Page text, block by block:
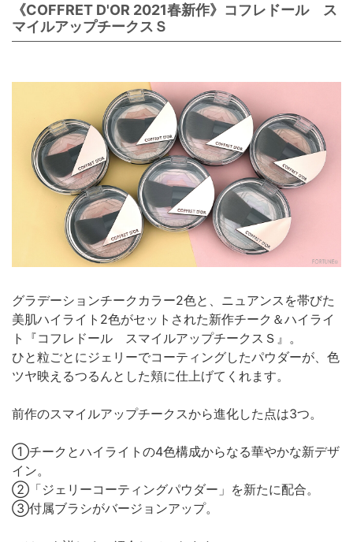
《COFFRET D'OR 2021春新作》コフレドール ス
マイルアップチークスＳ
グラデーションチークカラー2色と、ニュアンスを帯びた
美肌ハイライト2色がセットされた新作チーク＆ハイライ
ト『コフレドール スマイルアップチークスＳ』。
ひと粒ごとにジェリーでコーティングしたパウダーが、色
ツヤ映えるつるんとした頬に仕上げてくれます。
前作のスマイルアップチークスから進化した点は3つ。
①チークとハイライトの4色構成からなる華やかな新デザ
イン。
②「ジェリーコーティングパウダー」を新たに配合。
③付属ブラシがバージョンアップ。